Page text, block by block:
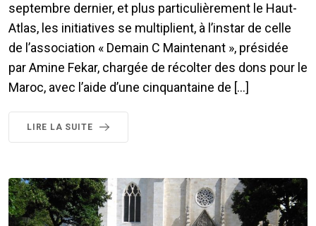
septembre dernier, et plus particulièrement le Haut-
Atlas, les initiatives se multiplient, à l’instar de celle
de l’association « Demain C Maintenant », présidée
par Amine Fekar, chargée de récolter des dons pour le
Maroc, avec l’aide d’une cinquantaine de […]
LIRE LA SUITE